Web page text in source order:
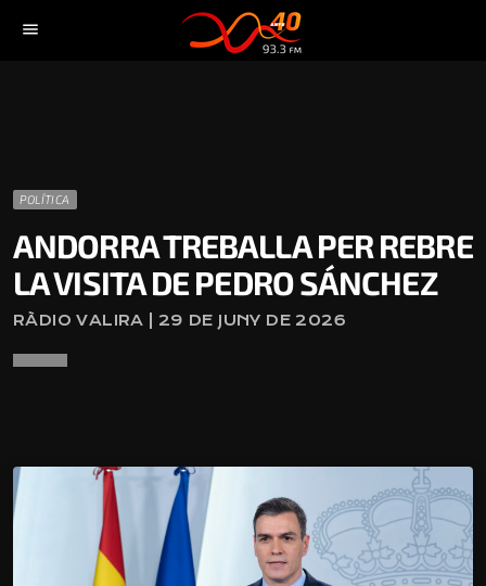
menu
POLÍTICA
ANDORRA TREBALLA PER REBRE
LA VISITA DE PEDRO SÁNCHEZ
RÀDIO VALIRA | 29 DE JUNY DE 2026